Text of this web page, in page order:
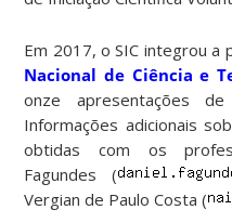
Em 2017, o SIC integrou a
Nacional de Ciência e
onze apresentações
Informações adicionais
obtidas com os
Fagundes (
Vergian de Paulo Costa (